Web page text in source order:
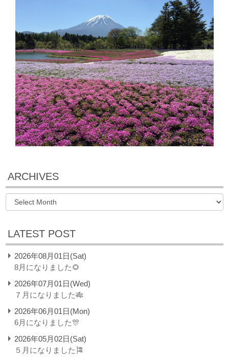
ARCHIVES
LATEST POST
2026年08月01日(Sat)
8月になりました🌻
2026年07月01日(Wed)
７月になりました🎋
2026年06月01日(Mon)
6月になりました🎊
2026年05月02日(Sat)
５月になりました🎏